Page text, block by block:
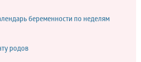
беременности по неделям
родов